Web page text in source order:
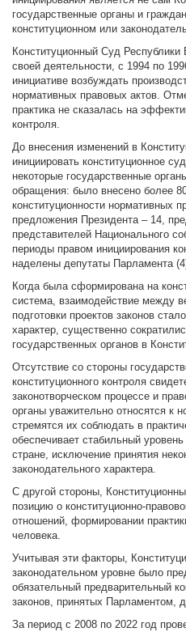
государственные органы и
конституционном или
Конституционный Суд
своей деятельности, с 1994 по
инициативе возбуждать
нормативных правовых актов.
практика не сказалась на
контроля.
До внесения изменений в
инициировать конституционное
некоторые государственные
обращения: было внесено более
конституционности нормативных
предложения Президента – 14,
представителей Национального
периоды правом инициирования
наделены депутаты Парламента
Когда была сформирована на
система, взаимодействие между
подготовки проектов законов
характер, существенно
государственных органов в
Отсутствие со стороны
конституционного контроля
законотворческом процессе и
органы уважительно относятся к
стремятся их соблюдать в
обеспечивает стабильный
стране, исключение принятия
законодательного характера.
С другой стороны,
позицию о конституционно-
отношений, формировании
человека.
Учитывая эти факторы,
законодательном уровне было
обязательный предварительный
законов, принятых Парламентом,
За период с 2008 по 2022 год